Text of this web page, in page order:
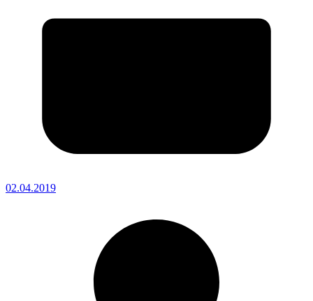
02.04.2019